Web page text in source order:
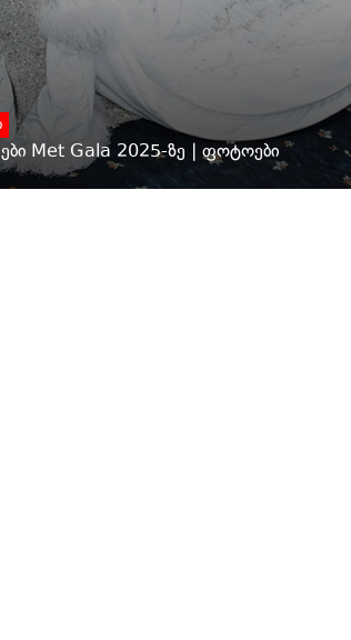
Met Gala 2025-ზე | ფოტოები